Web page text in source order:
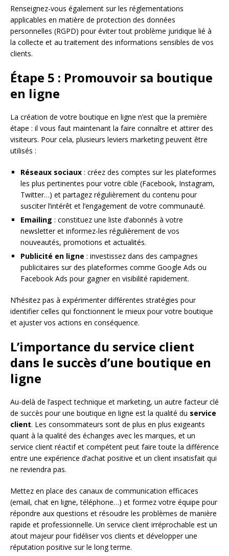
Renseignez-vous également sur les réglementations
applicables en matière de protection des données
personnelles (RGPD) pour éviter tout problème juridique lié à
la collecte et au traitement des informations sensibles de vos
clients.
Étape 5 : Promouvoir sa boutique
en ligne
La création de votre boutique en ligne n’est que la première
étape : il vous faut maintenant la faire connaître et attirer des
visiteurs. Pour cela, plusieurs leviers marketing peuvent être
utilisés :
Réseaux sociaux : créez des comptes sur les plateformes
les plus pertinentes pour votre cible (Facebook, Instagram,
Twitter…) et partagez régulièrement du contenu pour
susciter l’intérêt et l’engagement de votre communauté.
Emailing : constituez une liste d’abonnés à votre
newsletter et informez-les régulièrement de vos
nouveautés, promotions et actualités.
Publicité en ligne : investissez dans des campagnes
publicitaires sur des plateformes comme Google Ads ou
Facebook Ads pour gagner en visibilité rapidement.
N’hésitez pas à expérimenter différentes stratégies pour
identifier celles qui fonctionnent le mieux pour votre boutique
et ajuster vos actions en conséquence.
L’importance du service client
dans le succès d’une boutique en
ligne
Au-delà de l’aspect technique et marketing, un autre facteur clé
de succès pour une boutique en ligne est la qualité du service
client. Les consommateurs sont de plus en plus exigeants
quant à la qualité des échanges avec les marques, et un
service client réactif et compétent peut faire toute la différence
entre une expérience d’achat positive et un client insatisfait qui
ne reviendra pas.
Mettez en place des canaux de communication efficaces
(email, chat en ligne, téléphone…) et formez votre équipe pour
répondre aux questions et résoudre les problèmes de manière
rapide et professionnelle. Un service client irréprochable est un
atout majeur pour fidéliser vos clients et développer une
réputation positive sur le long terme.